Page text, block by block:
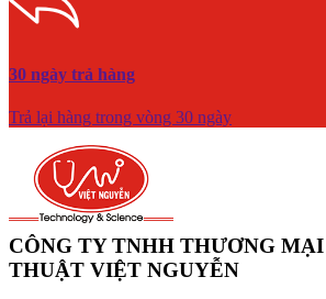
30 ngày trả hàng
Trả lại hàng trong vòng 30 ngày
CÔNG TY TNHH THƯƠNG
THUẬT VIỆT NGUYỄN